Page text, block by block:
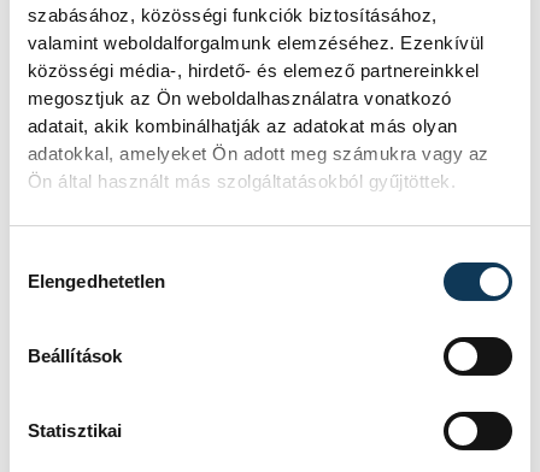
szabásához, közösségi funkciók biztosításához,
valamint weboldalforgalmunk elemzéséhez. Ezenkívül
közösségi média-, hirdető- és elemező partnereinkkel
megosztjuk az Ön weboldalhasználatra vonatkozó
adatait, akik kombinálhatják az adatokat más olyan
adatokkal, amelyeket Ön adott meg számukra vagy az
Ön által használt más szolgáltatásokból gyűjtöttek.
Elengedhetetlen
Beállítások
Statisztikai